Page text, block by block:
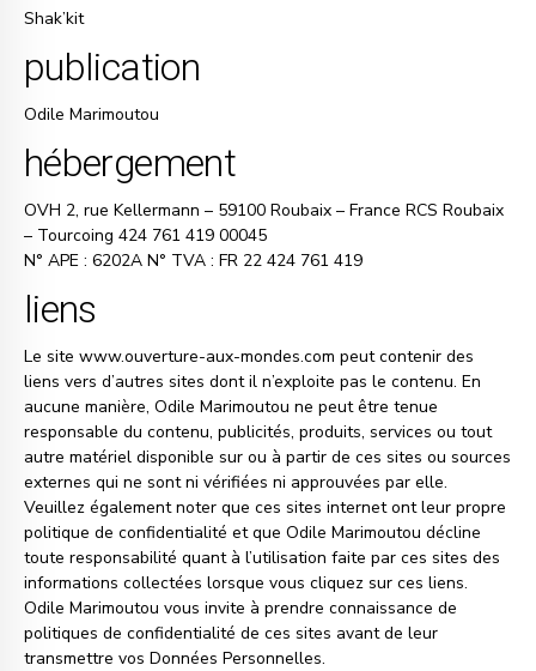
Shak’kit
publication
Odile Marimoutou
hébergement
OVH 2, rue Kellermann – 59100 Roubaix – France RCS Roubaix
– Tourcoing 424 761 419 00045
N° APE : 6202A N° TVA : FR 22 424 761 419
liens
Le site www.ouverture-aux-mondes.com peut contenir des
liens vers d’autres sites dont il n’exploite pas le contenu. En
aucune manière, Odile Marimoutou ne peut être tenue
responsable du contenu, publicités, produits, services ou tout
autre matériel disponible sur ou à partir de ces sites ou sources
externes qui ne sont ni vérifiées ni approuvées par elle.
Veuillez également noter que ces sites internet ont leur propre
politique de confidentialité et que Odile Marimoutou décline
toute responsabilité quant à l’utilisation faite par ces sites des
informations collectées lorsque vous cliquez sur ces liens.
Odile Marimoutou vous invite à prendre connaissance de
politiques de confidentialité de ces sites avant de leur
transmettre vos Données Personnelles.